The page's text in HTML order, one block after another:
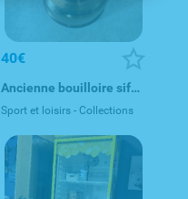
40€
Ancienne bouilloire sifflante en cuivre - 1950-1970
Sport et loisirs - Collections